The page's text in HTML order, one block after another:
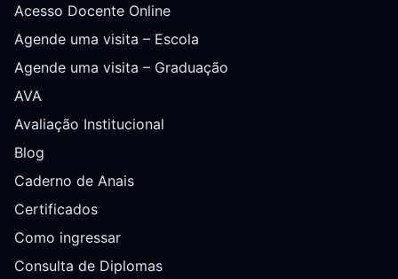
Acesso Docente Online
Agende uma visita – Escola
Agende uma visita – Graduação
AVA
Avaliação Institucional
Blog
Caderno de Anais
Certificados
Como ingressar
Consulta de Diplomas